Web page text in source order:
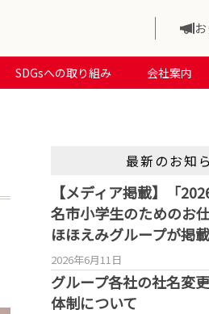
SDGsへの取り組み 会社案内
最新のお知
【メディア掲載】「
名市小学生のためのお
ほほえみグループが掲
2026年6月11日
グループ各社の社名変
体制について